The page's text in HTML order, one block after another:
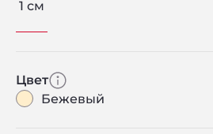
1 см
Цвет
Бежевый